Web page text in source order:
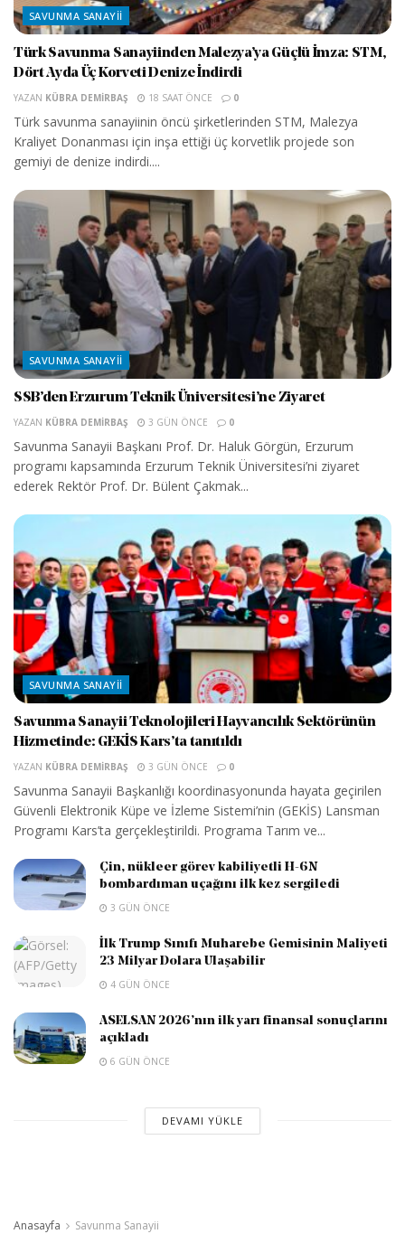
SAVUNMA SANAYII
Türk Savunma Sanayiinden Malezya’ya Güçlü İmza: STM,
Dört Ayda Üç Korveti Denize İndirdi
YAZAN KÜBRA DEMIRBAŞ 18 SAAT ÖNCE 0
Türk savunma sanayiinin öncü şirketlerinden STM, Malezya
Kraliyet Donanması için inşa ettiği üç korvetlik projede son
gemiyi de denize indirdi....
SAVUNMA SANAYII
SSB’den Erzurum Teknik Üniversitesi’ne Ziyaret
YAZAN KÜBRA DEMIRBAŞ 3 GÜN ÖNCE 0
Savunma Sanayii Başkanı Prof. Dr. Haluk Görgün, Erzurum
programı kapsamında Erzurum Teknik Üniversitesi’ni ziyaret
ederek Rektör Prof. Dr. Bülent Çakmak...
SAVUNMA SANAYII
Savunma Sanayii Teknolojileri Hayvancılık Sektörünün
Hizmetinde: GEKİS Kars’ta tanıtıldı
YAZAN KÜBRA DEMIRBAŞ 3 GÜN ÖNCE 0
Savunma Sanayii Başkanlığı koordinasyonunda hayata geçirilen
Güvenli Elektronik Küpe ve İzleme Sistemi’nin (GEKİS) Lansman
Programı Kars’ta gerçekleştirildi. Programa Tarım ve...
Çin, nükleer görev kabiliyetli H-6N
bombardıman uçağını ilk kez sergiledi
3 GÜN ÖNCE
İlk Trump Sınıfı Muharebe Gemisinin Maliyeti
23 Milyar Dolara Ulaşabilir
4 GÜN ÖNCE
ASELSAN 2026’nın ilk yarı finansal sonuçlarını
açıkladı
6 GÜN ÖNCE
DEVAMI YÜKLE
Anasayfa Savunma Sanayii